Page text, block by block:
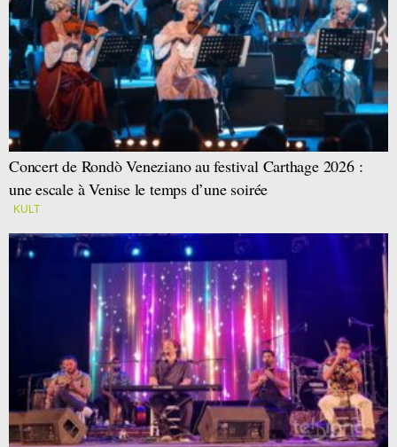
Concert de Rondò Veneziano au festival Carthage 2026 :
une escale à Venise le temps d’une soirée
KULT